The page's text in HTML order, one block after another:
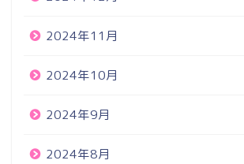
2024年11月
2024年10月
2024年9月
2024年8月